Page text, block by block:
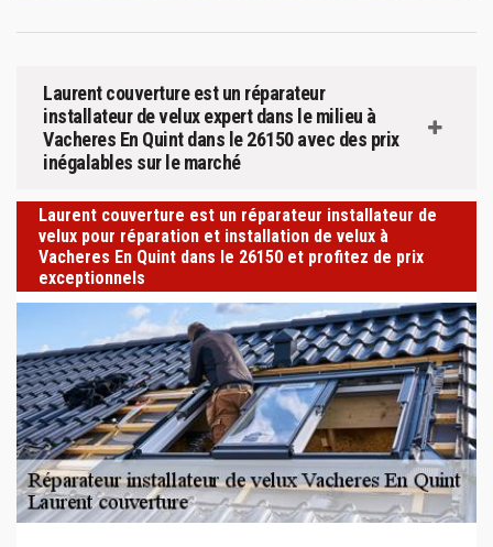
Laurent couverture est un réparateur
installateur de velux expert dans le milieu à
Vacheres En Quint dans le 26150 avec des prix
inégalables sur le marché
Laurent couverture est un réparateur installateur de
velux pour réparation et installation de velux à
Vacheres En Quint dans le 26150 et profitez de prix
exceptionnels